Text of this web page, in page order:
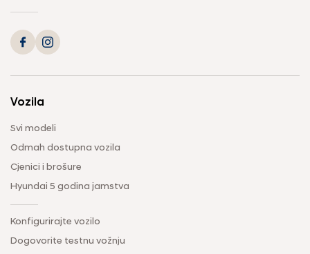
Vozila
Svi modeli
Odmah dostupna vozila
Cjenici i brošure
Hyundai 5 godina jamstva
Konfigurirajte vozilo
Dogovorite testnu vožnju